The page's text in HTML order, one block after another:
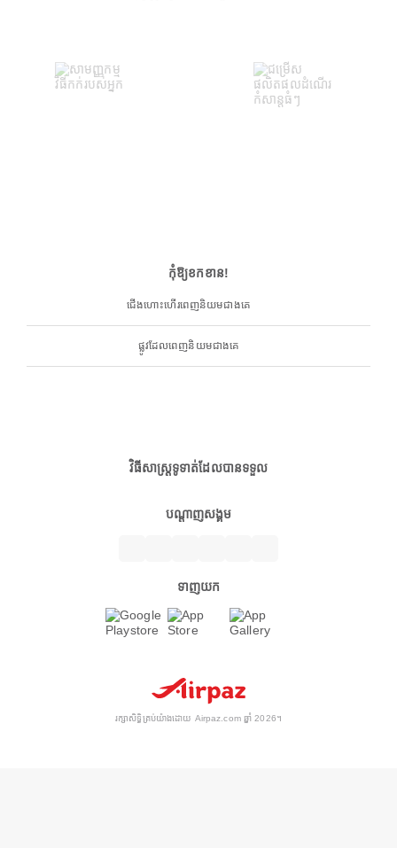
កុំឱ្យខកខាន!
ជើងហោះហើរពេញនិយមជាងគេ
ផ្លូវដែលពេញនិយមជាងគេ
វិធីសាស្ត្រទូទាត់ដែលបានទទួល
បណ្តាញសង្គម
ទាញយក
រក្សាសិទ្ធិគ្រប់យ៉ាងដោយ Airpaz.com ឆ្នាំ 2026។